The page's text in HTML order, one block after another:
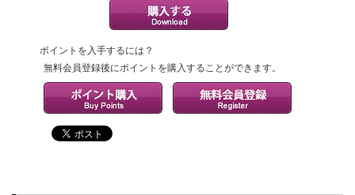
ポイントを入手するには？
無料会員登録後にポイントを購入することができます。